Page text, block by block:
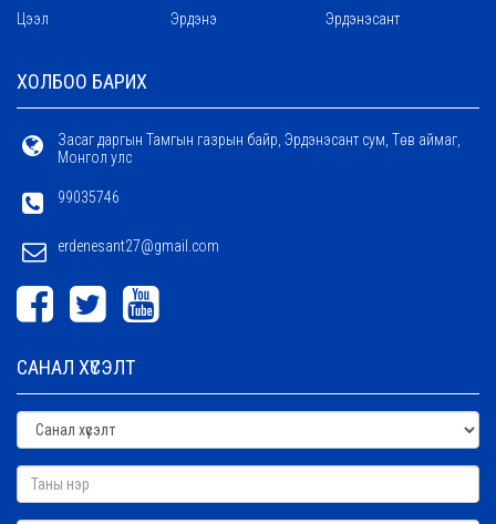
Цээл
Эрдэнэ Эрдэнэсант
ХОЛБОО БАРИХ
Засаг даргын Тамгын газрын байр, Эрдэнэсант сум, Төв аймаг,
Монгол улс
99035746
erdenesant27@gmail.com
САНАЛ ХҮСЭЛТ